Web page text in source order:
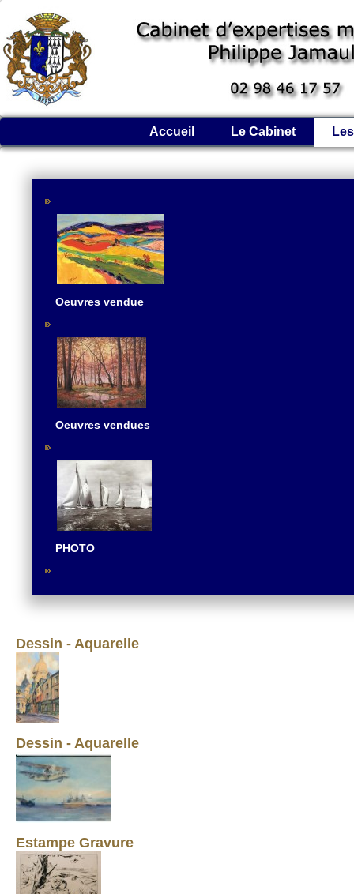
Accueil Le Cabinet
Oeuvres vendue
Oeuvres vendues
PHOTO
Dessin - Aquarelle
Dessin - Aquarelle
Estampe Gravure